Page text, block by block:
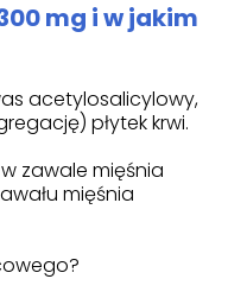
mg i w jakim
acetylosalicylowy,
płytek krwi.
zawale mięśnia
mięśnia